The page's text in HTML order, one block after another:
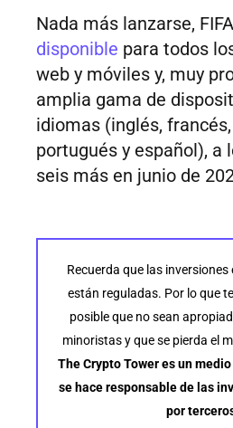
Nada más lanzarse,
disponible para todos
web y móviles y, muy
amplia gama de
idiomas (inglés,
portugués y español), a
seis más en junio de
Recuerda que las
están reguladas. Por lo que
posible que no sean
minoristas y que se pierda el
The Crypto Tower es un
se hace responsable de las
por